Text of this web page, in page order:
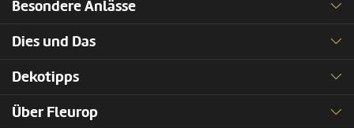
Besondere Anlässe
Dies und Das
Dekotipps
Über Fleurop